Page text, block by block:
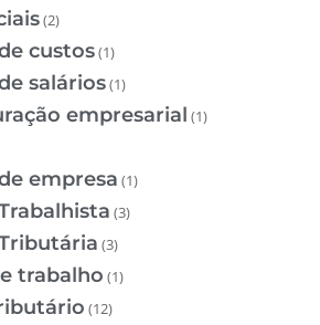
(2)
custos(1)
salários(1)
empresarial (1)
empresa (1)
(3)
(3)
trabalho (1)
(12)